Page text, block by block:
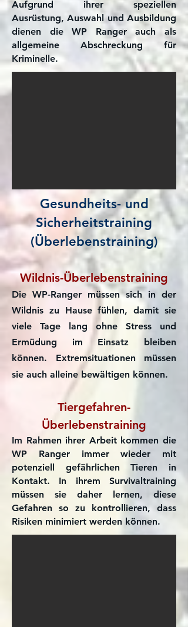
Aufgrund ihrer speziellen
Ausrüstung, Auswahl und Ausbildung
dienen die WP Ranger auch als
allgemeine Abschreckung für
Kriminelle.
Gesundheits- und
Sicherheitstraining
(Überlebenstraining)
Wildnis-Überlebenstraining
Die WP-Ranger müssen sich in der
Wildnis zu Hause fühlen, damit sie
viele Tage lang ohne Stress und
Ermüdung im Einsatz bleiben
können.​ Extremsituationen müssen
sie auch alleine bewältigen können.
Tiergefahren-
Überlebenstraining
Im Rahmen ihrer Arbeit kommen die
WP Ranger immer wieder mit
potenziell gefährlichen Tieren in
Kontakt. In ihrem Survivaltraining
müssen sie daher lernen, diese
Gefahren so zu kontrollieren, dass
Risiken minimiert werden können.